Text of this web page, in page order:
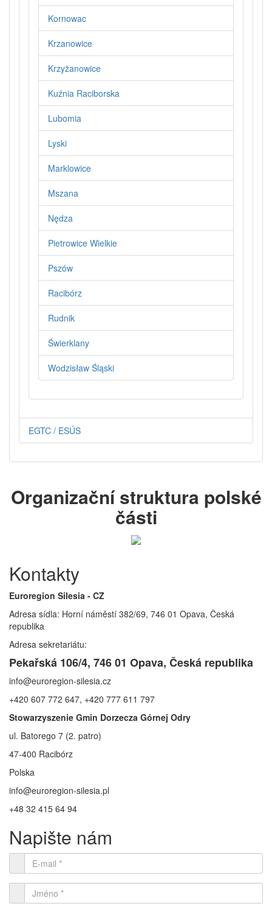
Kornowac
Krzanowice
Krzyżanowice
Kuźnia Raciborska
Lubomia
Lyski
Marklowice
Mszana
Nędza
Pietrowice Wielkie
Pszów
Racibórz
Rudnik
Świerklany
Wodzisław Śląski
EGTC / ESÚS
Organizační struktura polské
části
Kontakty
Euroregion Silesia - CZ
Adresa sídla: Horní náměstí 382/69, 746 01 Opava, Česká
republika
Adresa sekretariátu:
Pekařská 106/4, 746 01 Opava, Česká republika
info@euroregion-silesia.cz
+420 607 772 647, +420 777 611 797
Stowarzyszenie Gmin Dorzecza Górnej Odry
ul. Batorego 7 (2. patro)
47-400 Racibórz
Polska
info@euroregion-silesia.pl
+48 32 415 64 94
Napište nám